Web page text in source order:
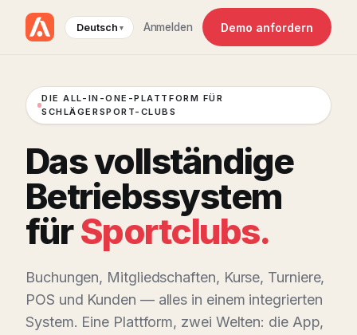
Deutsch Anmelden Demo anfordern
DIE ALL-IN-ONE-PLATTFORM FÜR
SCHLÄGERSPORT-CLUBS
Das vollständige
Betriebssystem
fürSportclubs.
Buchungen, Mitgliedschaften, Kurse, Turniere,
POS und Kunden — alles in einem integrierten
System. Eine Plattform, zwei Welten: die App,